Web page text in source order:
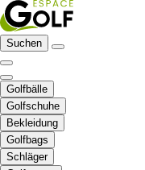
Suchen
Golfbälle
Golfschuhe
Bekleidung
Golfbags
Schläger